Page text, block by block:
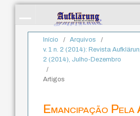
Início / Arquivos
/
v. 1 n. 2 (2014): Revista
2 (2014), Julho-Dezembro
/
Artigos
Emancipação Pela